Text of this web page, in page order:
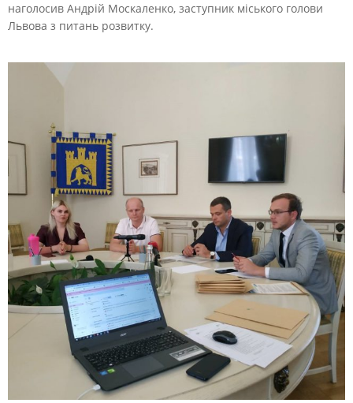
наголосив Андрій Москаленко, заступник міського голови
Львова з питань розвитку.